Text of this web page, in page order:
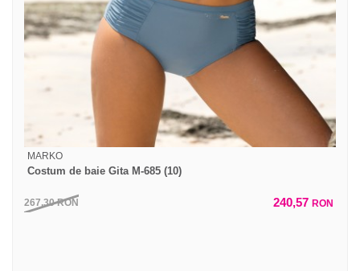
MARKO
Costum de baie Gita M-685 (10)
267,30RON 240,57 RON